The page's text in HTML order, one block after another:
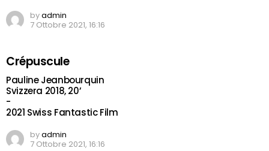
byadmin
7 Ottobre 2021, 16:16
Crépuscule
Pauline Jeanbourquin
Svizzera 2018, 20’
-
2021 Swiss Fantastic Film
byadmin
7 Ottobre 2021, 16:16